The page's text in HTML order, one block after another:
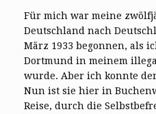
Für mich war meine
Deutschland nach
März 1933 begonnen, als
Dortmund in meinem
wurde. Aber ich konnte
Nun ist sie hier in
Reise, durch die